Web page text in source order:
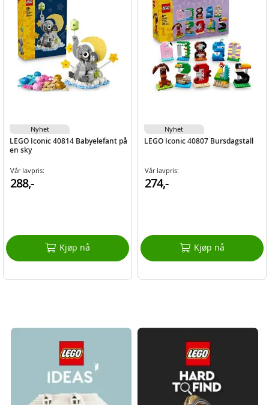
LEGO Iconic 40814 Babyelefant på
en sky
Vår lavpris:
288,-
Kjøp nå
Nyhet
LEGO Iconic 40807 Bursdagstall
Vår lavpris:
274,-
Kjøp nå
Nyhet